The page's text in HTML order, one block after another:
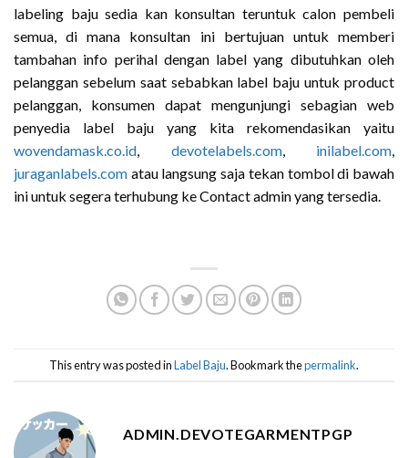
labeling baju sedia kan konsultan teruntuk calon pembeli
semua, di mana konsultan ini bertujuan untuk memberi
tambahan info perihal dengan label yang dibutuhkan oleh
pelanggan sebelum saat sebabkan label baju untuk product
pelanggan, konsumen dapat mengunjungi sebagian web
penyedia label baju yang kita rekomendasikan yaitu
wovendamask.co.id
devotelabels.com, inilabel.com
juraganlabels.com atau langsung saja tekan tombol di bawah
ini untuk segera terhubung ke Contact admin yang tersedia.
This entry was posted inLabel Baju. Bookmark thepermalink.
ADMIN.DEVOTEGARMENTPGP